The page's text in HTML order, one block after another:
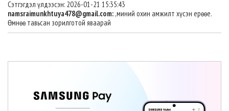
Сэтгэгдэл үлдээсэн: 2026-01-21 15:35:43
namsraimunkhtuya478@gmail.com: ,миний охин амжилт хүсэн ерөөе.
Өмнөө тавьсан зорилготой яваарай